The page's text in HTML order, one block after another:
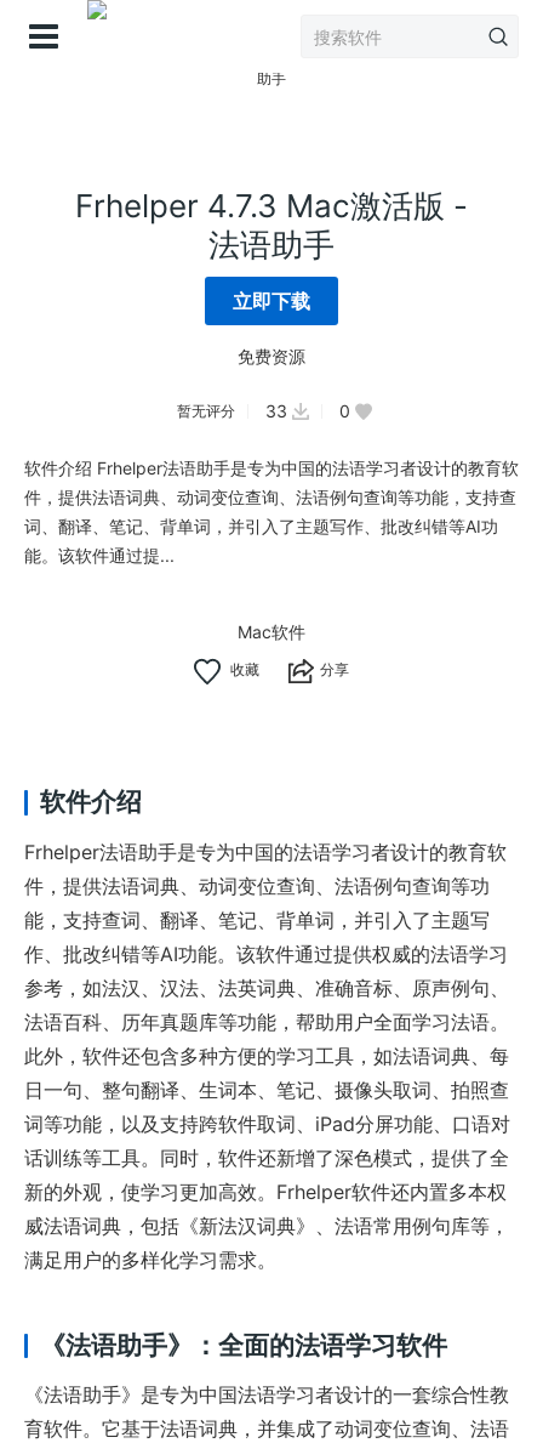
Frhelper 4.7.3 Mac激活版 -
法语助手
立即下载
免费资源
暂无评分 33 0
软件介绍 Frhelper法语助手是专为中国的法语学习者设计的教育软
件，提供法语词典、动词变位查询、法语例句查询等功能，支持查
词、翻译、笔记、背单词，并引入了主题写作、批改纠错等AI功
能。该软件通过提...
Mac软件
分享
软件介绍
Frhelper法语助手是专为中国的法语学习者设计的教育软
件，提供法语词典、动词变位查询、法语例句查询等功
能，支持查词、翻译、笔记、背单词，并引入了主题写
作、批改纠错等AI功能。该软件通过提供权威的法语学习
参考，如法汉、汉法、法英词典、准确音标、原声例句、
法语百科、历年真题库等功能，帮助用户全面学习法语。
此外，软件还包含多种方便的学习工具，如法语词典、每
日一句、整句翻译、生词本、笔记、摄像头取词、拍照查
词等功能，以及支持跨软件取词、iPad分屏功能、口语对
话训练等工具。同时，软件还新增了深色模式，提供了全
新的外观，使学习更加高效。Frhelper软件还内置多本权
威法语词典，包括《新法汉词典》、法语常用例句库等，
满足用户的多样化学习需求。
《法语助手》：全面的法语学习软件
《法语助手》是专为中国法语学习者设计的一套综合性教
育软件。它基于法语词典，并集成了动词变位查询、法语